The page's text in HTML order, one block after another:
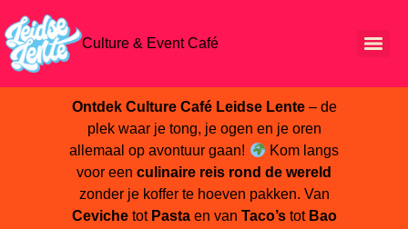
Culture & Event Café
Ontdek Culture Café Leidse Lente– de
plek waar je tong, je ogen en je oren
allemaal op avontuur gaan!
Kom langs
voor een culinaire reis rond de wereld
zonder je koffer te hoeven pakken. Van
Cevichetot Pastaen van Taco’stot Bao